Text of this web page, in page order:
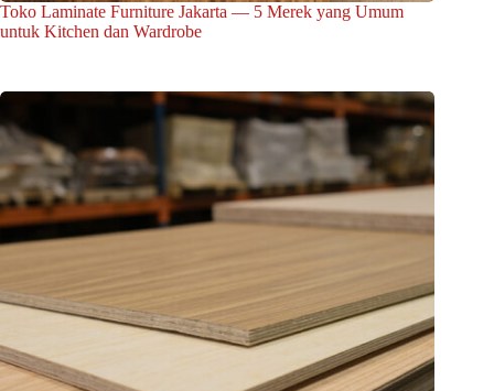
Toko Laminate Furniture Jakarta — 5 Merek yang Umum
untuk Kitchen dan Wardrobe